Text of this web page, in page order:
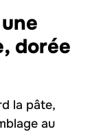
dorée
la pâte,
au